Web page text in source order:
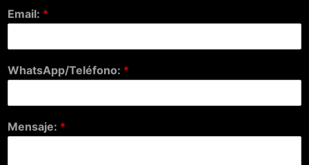
Email: *
WhatsApp/Teléfono: *
Mensaje: *